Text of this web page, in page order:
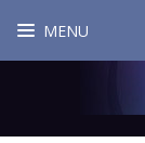
MENU